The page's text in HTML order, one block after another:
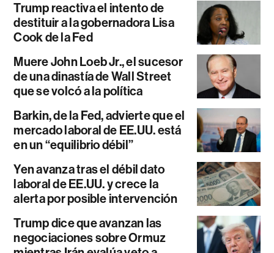
Trump reactiva el intento de
destituir a la gobernadora Lisa
Cook de la Fed
Muere John Loeb Jr., el sucesor
de una dinastía de Wall Street
que se volcó a la política
Barkin, de la Fed, advierte que el
mercado laboral de EE.UU. está
en un “equilibrio débil”
Yen avanza tras el débil dato
laboral de EE.UU. y crece la
alerta por posible intervención
Trump dice que avanzan las
negociaciones sobre Ormuz